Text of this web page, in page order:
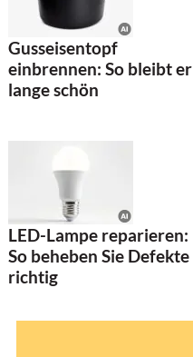
Gusseisentopf
einbrennen: So bleibt er
lange schön
LED-Lampe reparieren:
So beheben Sie Defekte
richtig